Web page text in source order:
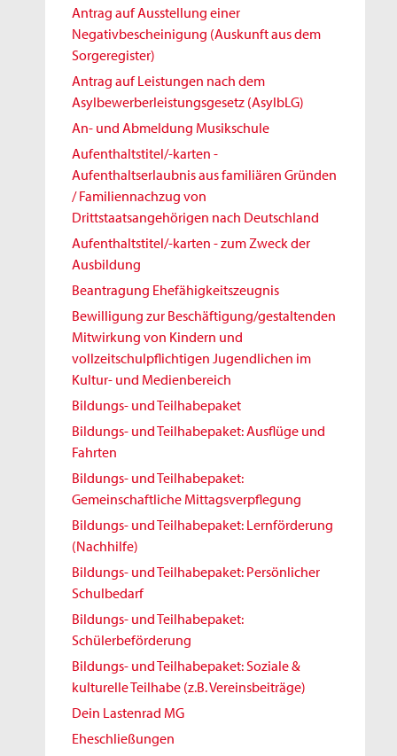
Antrag auf Ausstellung einer
Negativbescheinigung (Auskunft aus dem
Sorgeregister)
Antrag auf Leistungen nach dem
Asylbewerberleistungsgesetz (AsylbLG)
An- und Abmeldung Musikschule
Aufenthaltstitel/-karten -
Aufenthaltserlaubnis aus familiären Gründen
/ Familiennachzug von
Drittstaatsangehörigen nach Deutschland
Aufenthaltstitel/-karten - zum Zweck der
Ausbildung
Beantragung Ehefähigkeitszeugnis
Bewilligung zur Beschäftigung/gestaltenden
Mitwirkung von Kindern und
vollzeitschulpflichtigen Jugendlichen im
Kultur- und Medienbereich
Bildungs- und Teilhabepaket
Bildungs- und Teilhabepaket: Ausflüge und
Fahrten
Bildungs- und Teilhabepaket:
Gemeinschaftliche Mittagsverpflegung
Bildungs- und Teilhabepaket: Lernförderung
(Nachhilfe)
Bildungs- und Teilhabepaket: Persönlicher
Schulbedarf
Bildungs- und Teilhabepaket:
Schülerbeförderung
Bildungs- und Teilhabepaket: Soziale &
kulturelle Teilhabe (z.B. Vereinsbeiträge)
Dein Lastenrad MG
Eheschließungen